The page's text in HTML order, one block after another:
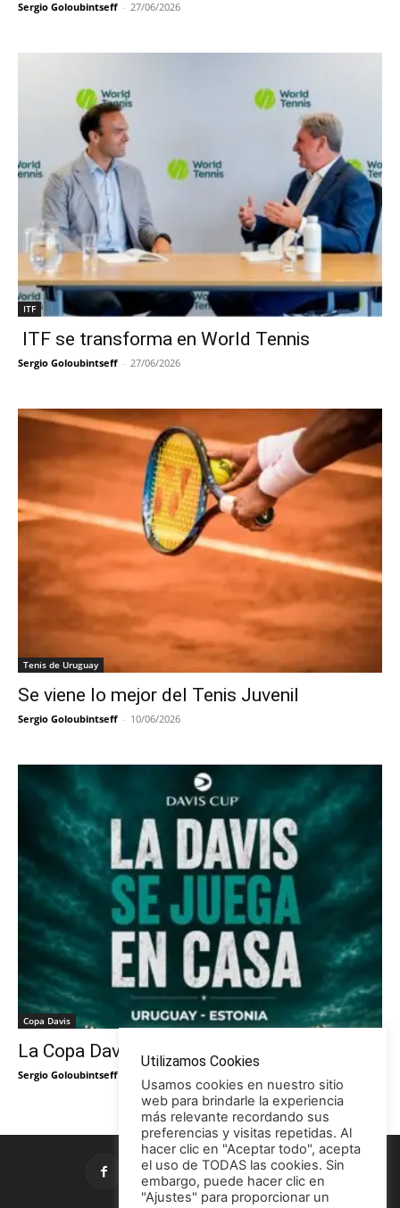
Sergio Goloubintseff - 27/06/2026
ITF
ITF se transforma en World Tennis
Sergio Goloubintseff - 27/06/2026
Tenis de Uruguay
Se viene lo mejor del Tenis Juvenil
Sergio Goloubintseff - 10/06/2026
Copa Davis
La Copa Davis vuelve al Círculo
Sergio Goloubintseff
Utilizamos Cookies
Usamos cookies en nuestro sitio
web para brindarle la experiencia
más relevante recordando sus
preferencias y visitas repetidas. Al
hacer clic en "Aceptar todo", acepta
el uso de TODAS las cookies. Sin
embargo, puede hacer clic en
"Ajustes" para proporcionar un